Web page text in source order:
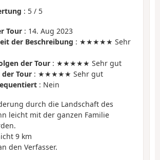
: 5 / 5
Tour : 14. Aug 2023
der Beschreibung : ★★★★★ Sehr
der Tour : ★★★★★ Sehr gut
Tour : ★★★★★ Sehr gut
: Nein
durch die Landschaft des
leicht mit der ganzen Familie
9 km
den Verfasser.